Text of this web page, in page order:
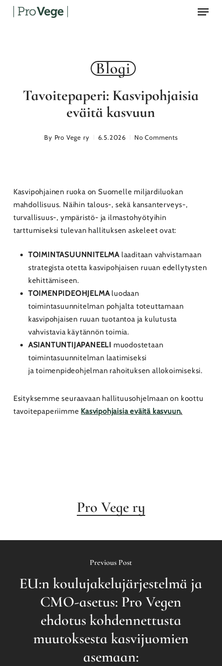
Skip
Menu
Blogi
Tavoitepaperi: Kasvipohjaisia
eväitä kasvuun
By Pro Vege ry 6.5.2026 No Comments
Kasvipohjainen ruoka on Suomelle miljardiluokan
mahdollisuus. Näihin talous-, sekä kansanterveys-,
turvallisuus-, ympäristö- ja ilmastohyötyihin
tarttumiseksi tulevan hallituksen askeleet ovat:
TOIMINTASUUNNITELMA laaditaan vahvistamaan
strategista otetta kasvipohjaisen ruuan edellytysten
kehittämiseen.
TOIMENPIDEOHJELMAluodaan
toimintasuunnitelman pohjalta toteuttamaan
kasvipohjaisen ruuan tuotantoa ja kulutusta
vahvistavia käytännön toimia.
ASIANTUNTIJAPANEELI muodostetaan
toimintasuunnitelman laatimiseksi
ja toimenpideohjelman rahoituksen allokoimiseksi.
Esityksemme seuraavaan hallituusohjelmaan on koottu
tavoitepaperiimme Kasvipohjaisia eväitä kasvuun.
Pro Vege ry
Previous Post
EU:n koulujakelujärjestelmä ja
CMO-asetus: Pro Vegen
ehdotus kohdennettusta
muutoksesta kasvijuomien
asemaan: